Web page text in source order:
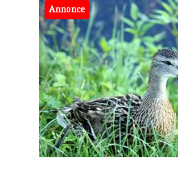
Annonce